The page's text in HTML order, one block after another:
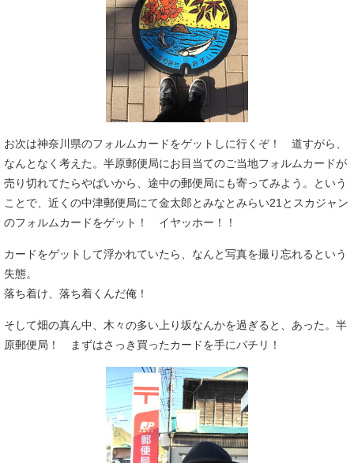
お次は神奈川県のフォルムカードをゲットしに行くぞ！ 道すがら、
なんとなく考えた。半原郵便局にお目当てのご当地フォルムカードが
売り切れてたらやばいから、途中の郵便局にも寄ってみよう。という
ことで、近くの中津郵便局にて金太郎とみなとみらい21とスカジャン
のフォルムカードをゲット！ イヤッホー！！
カードをゲットして浮かれていたら、なんと写真を撮り忘れるという
失態。
落ち着け、落ち着くんだ俺！
そして畑の真ん中、木々の多い上り坂なんかを過ぎると、あった。半
原郵便局！ まずはさっき買ったカードを手にパチリ！